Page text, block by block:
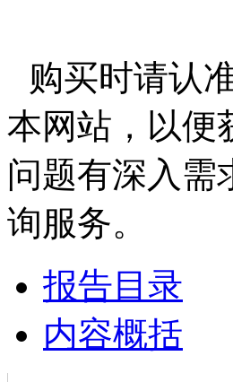
购买时请认
本网站，以便
问题有深入需
询服务。
报告目录
内容概括